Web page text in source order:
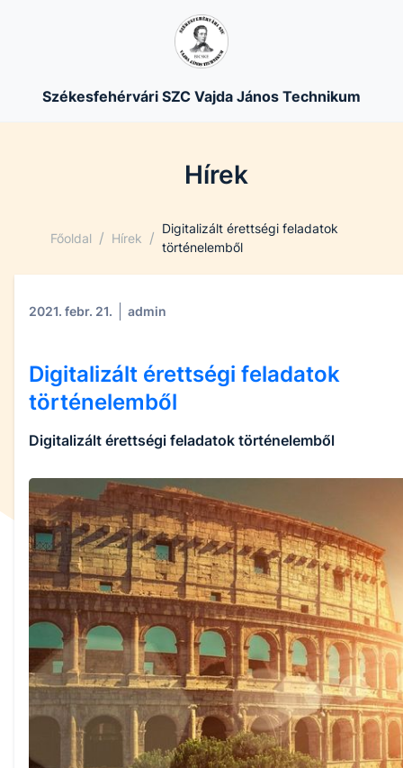
Székesfehérvári SZC Vajda János Technikum
Hírek
Főoldal / Hírek /
Digitalizált érettségi feladatok
történelemből
2021. febr. 21. admin
Digitalizált érettségi feladatok
történelemből
Digitalizált érettségi feladatok történelemből